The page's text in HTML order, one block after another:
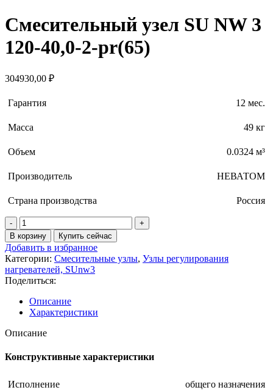
Смесительный узел SU NW 3
120-40,0-2-pr(65)
304930,00 ₽
Гарантия 12 мес.
Масса 49 кг
Объем 0.0324 м³
Производитель НЕВАТОМ
Страна производства
Россия
Количество
товара
Смесительный
узел
SU
NW
3
120-
40,0-
pr(65)
В корзину Купить сейчас
Добавить в избранное
Категории: Смесительные узлы, Узлы регулирования
нагревателей, SUnw3
Поделиться:
Описание
Характеристики
Описание
Конструктивные характеристики
Исполнение общего назначения